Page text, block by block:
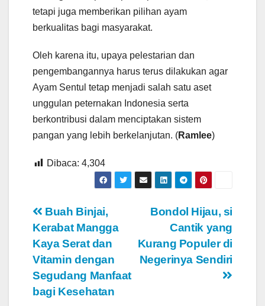
tetapi juga memberikan pilihan ayam
berkualitas bagi masyarakat.
Oleh karena itu, upaya pelestarian dan
pengembangannya harus terus dilakukan agar
Ayam Sentul tetap menjadi salah satu aset
unggulan peternakan Indonesia serta
berkontribusi dalam menciptakan sistem
pangan yang lebih berkelanjutan. (Ramlee)
Dibaca: 4,304
Navigasi
pos
Bondol Hijau, si
Cantik yang
Kurang Populer di
Negerinya Sendiri
Buah Binjai,
Kerabat Mangga
Kaya Serat dan
Vitamin dengan
Segudang Manfaat
bagi Kesehatan